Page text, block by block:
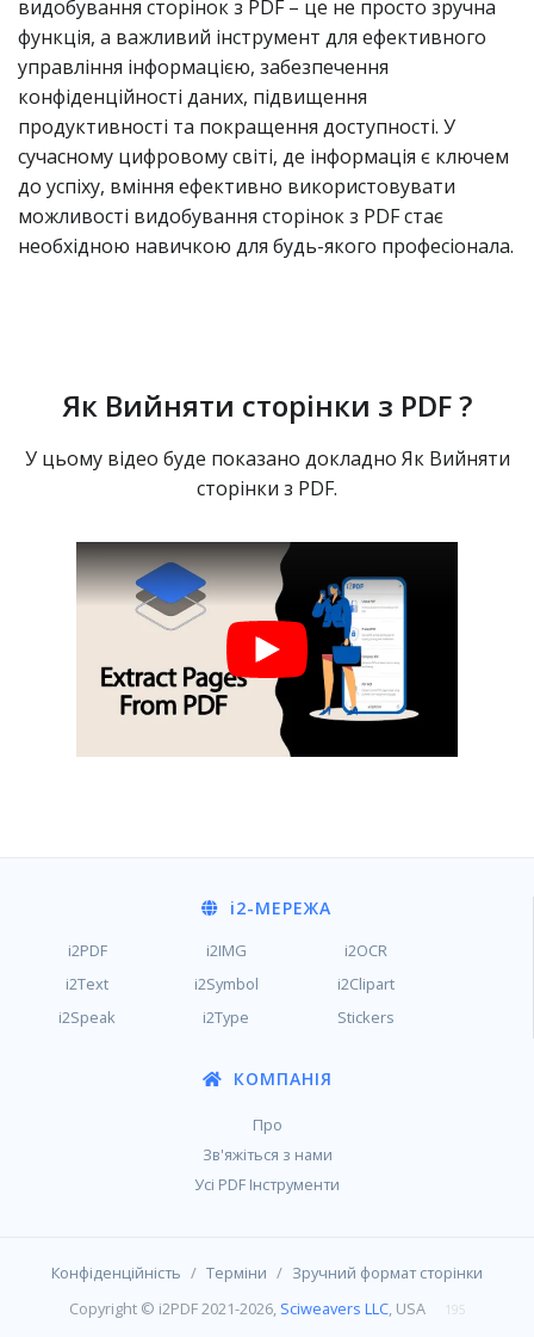
видобування сторінок з PDF – це не просто зручна
функція, а важливий інструмент для ефективного
управління інформацією, забезпечення
конфіденційності даних, підвищення
продуктивності та покращення доступності. У
сучасному цифровому світі, де інформація є ключем
до успіху, вміння ефективно використовувати
можливості видобування сторінок з PDF стає
необхідною навичкою для будь-якого професіонала.
Як Вийняти сторінки з PDF ?
У цьому відео буде показано докладно Як Вийняти
сторінки з PDF.
i2-МЕРЕЖА
i2PDF i2IMG
i2OCR
i2Text
i2Symbol
i2Clipart
i2Speak
i2Type Stickers
КОМПАНІЯ
Про
Зв'яжіться з нами
Усі PDF Інструменти
Конфіденційність / Терміни / Зручний формат сторінки
Copyright © i2PDF 2021-2026, Sciweavers LLC, USA 195